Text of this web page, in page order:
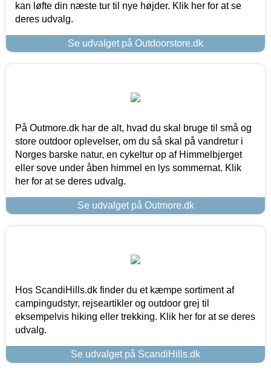
kan løfte din næste tur til nye højder. Klik her for at se
deres udvalg.
Se udvalget på Outdoorstore.dk
På Outmore.dk har de alt, hvad du skal bruge til små og
store outdoor oplevelser, om du så skal på vandretur i
Norges barske natur, en cykeltur op af Himmelbjerget
eller sove under åben himmel en lys sommernat. Klik
her for at se deres udvalg.
Se udvalget på Outmore.dk
Hos ScandiHills.dk finder du et kæmpe sortiment af
campingudstyr, rejseartikler og outdoor grej til
eksempelvis hiking eller trekking. Klik her for at se deres
udvalg.
Se udvalget på ScandiHills.dk